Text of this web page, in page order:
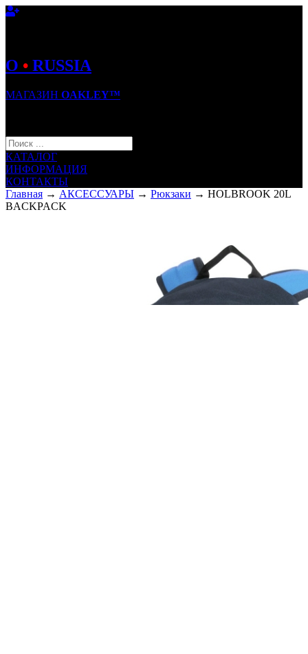
O • RUSSIA
МАГАЗИН OAKLEY™
КАТАЛОГ
ИНФОРМАЦИЯ
КОНТАКТЫ
Главная → АКСЕССУАРЫ → Рюкзаки → HOLBROOK 20L
BACKPACK